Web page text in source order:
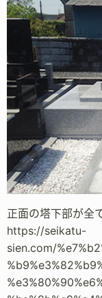
正面の塔下部が全
https://seikatu-
sien.com/